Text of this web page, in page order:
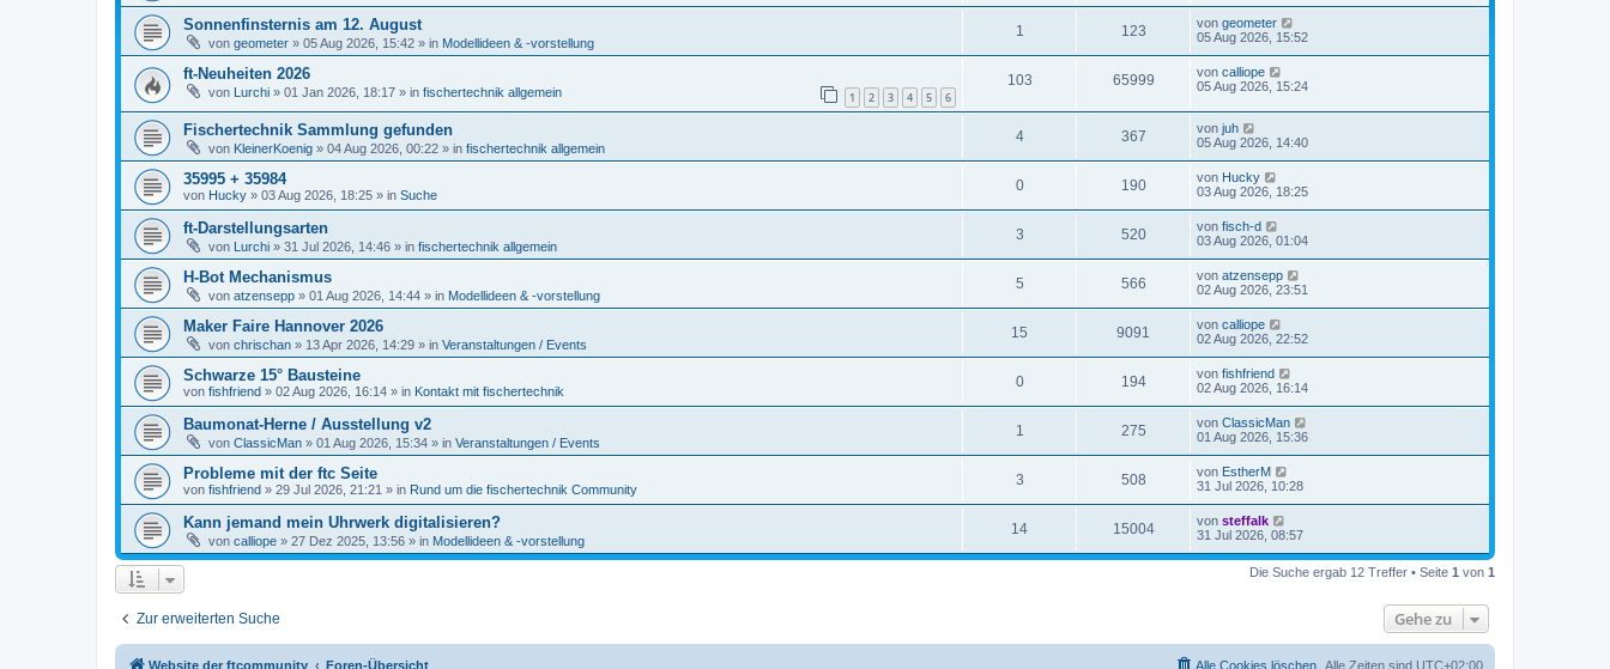
Sonnenfinsternis am 12. August
von geometer » 05 Aug 2026, 15:42 » in Modellideen & -vorstellung
1 123 von geometer
05 Aug 2026, 15:52
ft-Neuheiten 2026
von Lurchi » 01 Jan 2026, 18:17 » in fischertechnik allgemein 1 2 3 4 5 6
103 65999 von calliope
05 Aug 2026, 15:24
Fischertechnik Sammlung gefunden
von KleinerKoenig » 04 Aug 2026, 00:22 » in fischertechnik allgemein
4 367 von juh
05 Aug 2026, 14:40
35995 + 35984
von Hucky » 03 Aug 2026, 18:25 » in Suche
0 190 von Hucky
03 Aug 2026, 18:25
ft-Darstellungsarten
von Lurchi » 31 Jul 2026, 14:46 » in fischertechnik allgemein
3 520 von fisch-d
03 Aug 2026, 01:04
H-Bot Mechanismus
von atzensepp » 01 Aug 2026, 14:44 » in Modellideen & -vorstellung
5 566 von atzensepp
02 Aug 2026, 23:51
Maker Faire Hannover 2026
von chrischan » 13 Apr 2026, 14:29 » in Veranstaltungen / Events
15 9091 von calliope
02 Aug 2026, 22:52
Schwarze 15° Bausteine
von fishfriend » 02 Aug 2026, 16:14 » in Kontakt mit fischertechnik
0 194 von fishfriend
02 Aug 2026, 16:14
Baumonat-Herne / Ausstellung v2
von ClassicMan » 01 Aug 2026, 15:34 » in Veranstaltungen / Events
1 275 von ClassicMan
01 Aug 2026, 15:36
Probleme mit der ftc Seite
von fishfriend » 29 Jul 2026, 21:21 » in Rund um die fischertechnik Community
3 508 von EstherM
31 Jul 2026, 10:28
Kann jemand mein Uhrwerk digitalisieren?
von calliope » 27 Dez 2025, 13:56 » in Modellideen & -vorstellung
14 15004 von steffalk
31 Jul 2026, 08:57
Die Suche ergab 12 Treffer • Seite 1 von 1
Zur erweiterten Suche Gehe zu
Website der ftcommunity Foren-Übersicht Alle Zeiten sind UTC+02:00
Alle Cookies löschen